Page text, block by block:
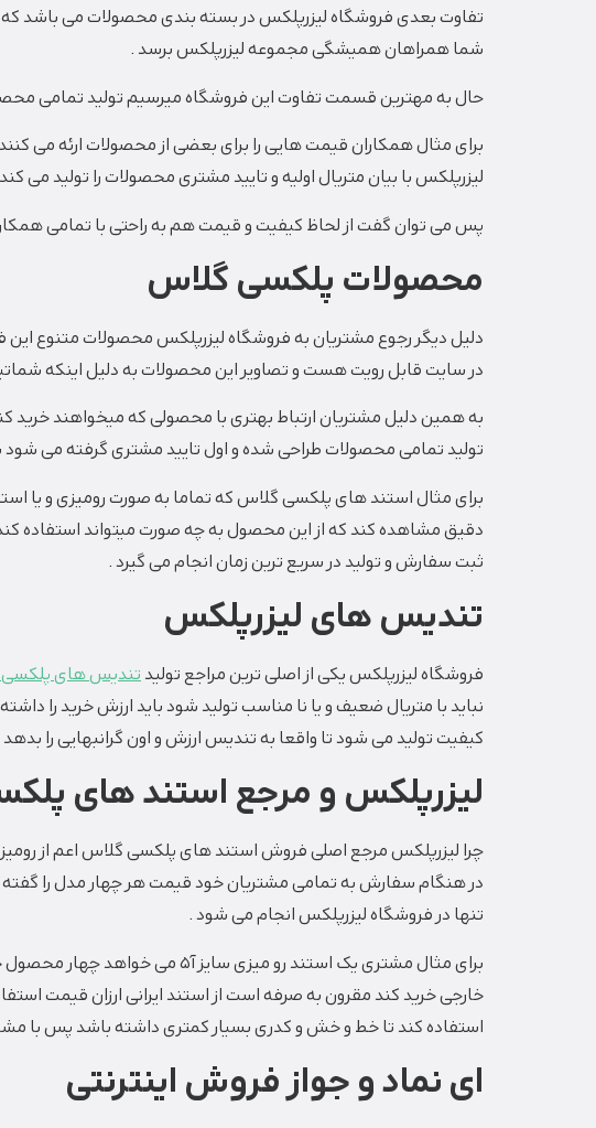
تفاوت بعدی فروشگاه لیزرپلکس در بسته بندی محصولات می باشد
شما همراهان همیشگی مجموعه لیزرپلکس برسد .
حال به مهترین قسمت تفاوت این فروشگاه میرسیم تولید تمامی
برای مثال همکاران قیمت هایی را برای بعضی از محصولات ارئه می
لیزرپلکس با بیان متریال اولیه و تایید مشتری محصولات را تولید می
پس می توان گفت از لحاظ کیفیت و قیمت هم به راحتی با تمامی
محصولات پلکسی گلاس
دلیل دیگر رجوع مشتریان به فروشگاه لیزرپلکس محصولات متنوع این
در سایت قابل رویت هست و تصاویر این محصولات به دلیل اینکه
به همین دلیل مشتریان ارتباط بهتری با محصولی که میخواهند خرید
تولید تمامی محصولات طراحی شده و اول تایید مشتری گرفته می شود
برای مثال استند های پلکسی گلاس که تماما به صورت رومیزی و یا
دقیق مشاهده کند که از این محصول به چه صورت میتواند استفاده
ثبت سفارش و تولید در سریع ترین زمان انجام می گیرد .
تندیس های لیزرپلکس
فروشگاه لیزرپلکس یکی از اصلی ترین مراجع تولیدتندیس های
نباید با متریال ضعیف و یا نا مناسب تولید شود باید ارزش خرید را
کیفیت تولید می شود تا واقعا به تندیس ارزش و اون گرانبهایی را
لیزرپلکس و مرجع استند های
چرا لیزرپلکس مرجع اصلی فروش استند های پلکسی گلاس اعم از
در هنگام سفارش به تمامی مشتریان خود قیمت هر چهار مدل را گفته
تنها در فروشگاه لیزرپلکس انجام می شود .
برای مثال مشتری یک استند رو
خارجی خرید کند مقرون به صرفه است از استند ایرانی ارزان قیمت
استفاده کند تا خط و خش و کدری بسیار کمتری داشته باشد پس با
ای نماد و جواز فروش اینترنتی